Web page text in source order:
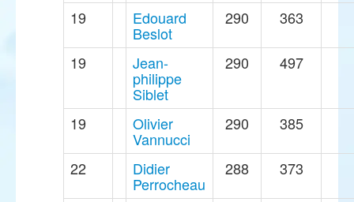
19 Edouard
Beslot
290 363
19 Jean-
philippe
Siblet
290 497
19 Olivier
Vannucci
290 385
22 Didier
Perrocheau
288 373